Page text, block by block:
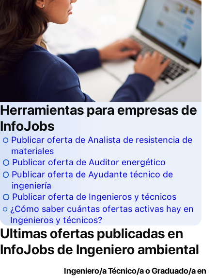
Herramientas para empresas de
InfoJobs
Publicar oferta de Analista de resistencia de
materiales
Publicar oferta de Auditor energético
Publicar oferta de Ayudante técnico de
ingeniería
Publicar oferta de Ingenieros y técnicos
¿Cómo saber cuántas ofertas activas hay en
Ingenieros y técnicos?
Ultimas ofertas publicadas en
InfoJobs de Ingeniero ambiental
Ingeniero/a Técnico/a o Graduado/a en